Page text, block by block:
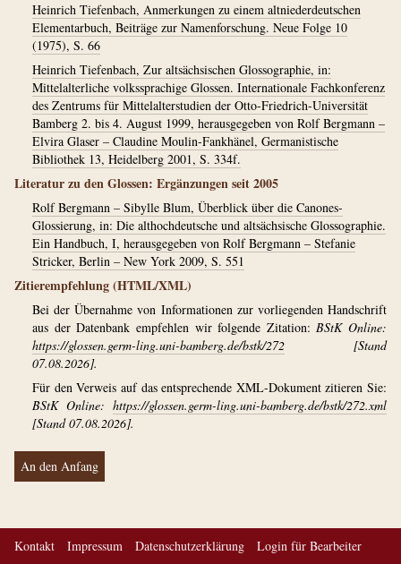
Heinrich Tiefenbach, Anmerkungen zu einem altniederdeutschen
Elementarbuch, Beiträge zur Namenforschung. Neue Folge 10
(1975), S. 66
Heinrich Tiefenbach, Zur altsächsischen Glossographie, in:
Mittelalterliche volkssprachige Glossen. Internationale Fachkonferenz
des Zentrums für Mittelalterstudien der Otto-Friedrich-Universität
Bamberg 2. bis 4. August 1999, herausgegeben von Rolf Bergmann –
Elvira Glaser – Claudine Moulin-Fankhänel, Germanistische
Bibliothek 13, Heidelberg 2001, S. 334f.
Literatur zu den Glossen: Ergänzungen seit 2005
Rolf Bergmann – Sibylle Blum, Überblick über die Canones-
Glossierung, in: Die althochdeutsche und altsächsische Glossographie.
Ein Handbuch, I, herausgegeben von Rolf Bergmann – Stefanie
Stricker, Berlin – New York 2009, S. 551
Zitierempfehlung (HTML/XML)
Bei der Übernahme von Informationen zur vorliegenden Handschrift
aus der Datenbank empfehlen wir folgende Zitation:BStK Online:
https://glossen.germ-ling.uni-bamberg.de/bstk/272 [Stand
07.08.2026].
Für den Verweis auf das entsprechende XML-Dokument zitieren Sie:
BStK Online: https://glossen.germ-ling.uni-bamberg.de/bstk/272.xml
[Stand 07.08.2026].
An den Anfang
Kontakt Impressum Datenschutzerklärung Login für Bearbeiter